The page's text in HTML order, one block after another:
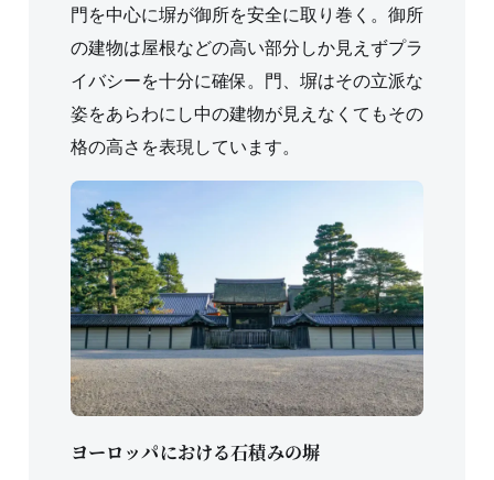
門を中心に塀が御所を安全に取り巻く。御所
の建物は屋根などの高い部分しか見えずプラ
イバシーを十分に確保。門、塀はその立派な
姿をあらわにし中の建物が見えなくてもその
格の高さを表現しています。
ヨーロッパにおける石積みの塀